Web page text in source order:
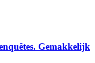
Gemakkelijk